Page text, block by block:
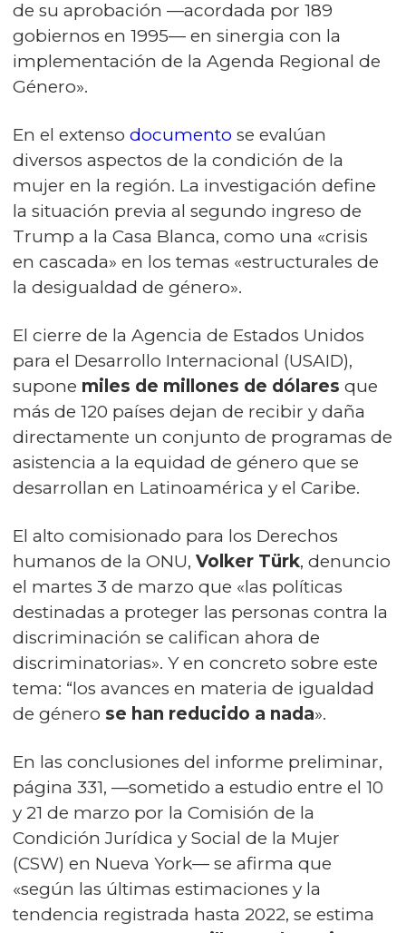
de su aprobación —acordada por 189
gobiernos en 1995— en sinergia con la
implementación de la Agenda Regional de
Género».
En el extenso documento se evalúan
diversos aspectos de la condición de la
mujer en la región. La investigación define
la situación previa al segundo ingreso de
Trump a la Casa Blanca, como una «crisis
en cascada» en los temas «estructurales de
la desigualdad de género».
El cierre de la Agencia de Estados Unidos
para el Desarrollo Internacional (USAID),
supone miles de millones de dólares que
más de 120 países dejan de recibir y daña
directamente un conjunto de programas de
asistencia a la equidad de género que se
desarrollan en Latinoamérica y el Caribe.
El alto comisionado para los Derechos
humanos de la ONU, Volker Türk, denuncio
el martes 3 de marzo que «las políticas
destinadas a proteger las personas contra la
discriminación se califican ahora de
discriminatorias». Y en concreto sobre este
tema: “los avances en materia de igualdad
de género se han reducido a nada».
En las conclusiones del informe preliminar,
página 331, —sometido a estudio entre el 10
y 21 de marzo por la Comisión de la
Condición Jurídica y Social de la Mujer
(CSW) en Nueva York— se afirma que
«según las últimas estimaciones y la
tendencia registrada hasta 2022, se estima